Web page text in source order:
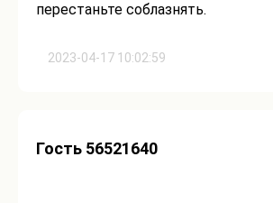
2023-04-17 10:02:59
перестаньте соблазнять.
Гость 56521640